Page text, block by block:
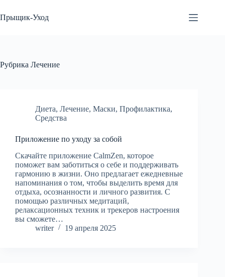
к
сути
Прыщик-Уход
Рубрика Лечение
Диета, Лечение, Маски, Профилактика,
Средства
Приложение по уходу за собой
Скачайте приложение CalmZen, которое
поможет вам заботиться о себе и поддерживать
гармонию в жизни. Оно предлагает ежедневные
напоминания о том, чтобы выделить время для
отдыха, осознанности и личного развития. С
помощью различных медитаций,
релаксационных техник и трекеров настроения
вы сможете…
writer
19 апреля 2025